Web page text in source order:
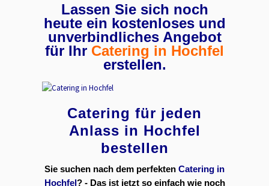
Lassen Sie sich noch
heute ein kostenloses und
unverbindliches Angebot
für Ihr Catering in Hochfel
erstellen.
Catering für jeden
Anlass in Hochfel
bestellen
Sie suchen nach dem perfekten Catering in
Hochfel ? - Das ist jetzt so einfach wie noch